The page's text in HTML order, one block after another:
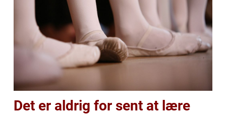
Det er aldrig for sent at lære